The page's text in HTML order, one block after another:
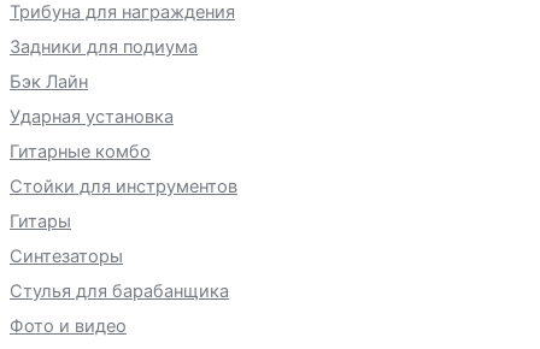
Трибуна для награждения
Задники для подиума
Бэк Лайн
Ударная установка
Гитарные комбо
Стойки для инструментов
Гитары
Синтезаторы
Стулья для барабанщика
Фото и видео